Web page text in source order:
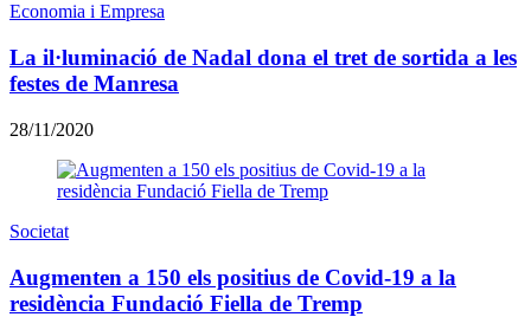
Economia i Empresa
La il·luminació de Nadal dona el tret de sortida a les
festes de Manresa
28/11/2020
Societat
Augmenten a 150 els positius de Covid-19 a la
residència Fundació Fiella de Tremp